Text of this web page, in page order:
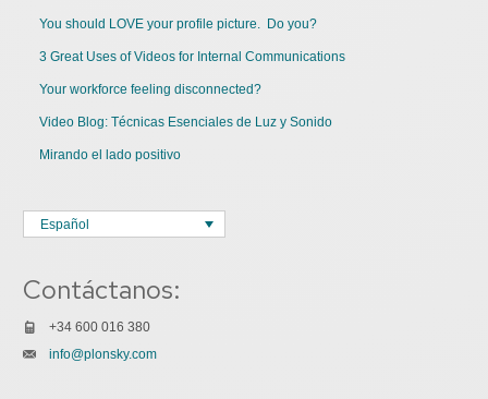
You should LOVE your profile picture. Do you?
3 Great Uses of Videos for Internal Communications
Your workforce feeling disconnected?
Video Blog: Técnicas Esenciales de Luz y Sonido
Mirando el lado positivo
Español
Contáctanos:
+34 600 016 380
info@plonsky.com